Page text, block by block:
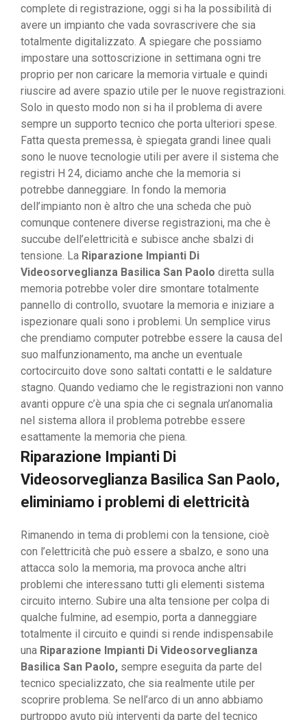
complete di registrazione, oggi si ha la possibilità di
avere un impianto che vada sovrascrivere che sia
totalmente digitalizzato. A spiegare che possiamo
impostare una sottoscrizione in settimana ogni tre
proprio per non caricare la memoria virtuale e quindi
riuscire ad avere spazio utile per le nuove registrazioni.
Solo in questo modo non si ha il problema di avere
sempre un supporto tecnico che porta ulteriori spese.
Fatta questa premessa, è spiegata grandi linee quali
sono le nuove tecnologie utili per avere il sistema che
registri H 24, diciamo anche che la memoria si
potrebbe danneggiare. In fondo la memoria
dell’impianto non è altro che una scheda che può
comunque contenere diverse registrazioni, ma che è
succube dell’elettricità e subisce anche sbalzi di
tensione. La Riparazione Impianti Di
Videosorveglianza Basilica San Paolo diretta sulla
memoria potrebbe voler dire smontare totalmente
pannello di controllo, svuotare la memoria e iniziare a
ispezionare quali sono i problemi. Un semplice virus
che prendiamo computer potrebbe essere la causa del
suo malfunzionamento, ma anche un eventuale
cortocircuito dove sono saltati contatti e le saldature
stagno. Quando vediamo che le registrazioni non vanno
avanti oppure c’è una spia che ci segnala un’anomalia
nel sistema allora il problema potrebbe essere
esattamente la memoria che piena.
Riparazione Impianti Di
Videosorveglianza Basilica San Paolo,
eliminiamo i problemi di elettricità
Rimanendo in tema di problemi con la tensione, cioè
con l’elettricità che può essere a sbalzo, e sono una
attacca solo la memoria, ma provoca anche altri
problemi che interessano tutti gli elementi sistema
circuito interno. Subire una alta tensione per colpa di
qualche fulmine, ad esempio, porta a danneggiare
totalmente il circuito e quindi si rende indispensabile
una Riparazione Impianti Di Videosorveglianza
Basilica San Paolo, sempre eseguita da parte del
tecnico specializzato, che sia realmente utile per
scoprire problema. Se nell’arco di un anno abbiamo
purtroppo avuto più interventi da parte del tecnico